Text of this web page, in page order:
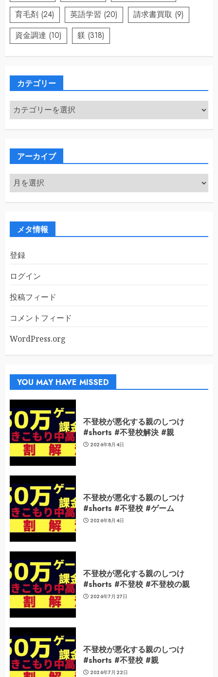
育毛剤 (24) 英語学習 (20) 請求書買取 (9)
資金調達 (10) 躾 (318)
カテゴリー
カ
テ
ゴ
アーカイブ
ア
ー
カ
メタ情報
登録
ログイン
投稿フィード
コメントフィード
WordPress.org
YOU MAY HAVE MISSED
不登校が悪化する親のしつけ
#shorts #不登校解決 #親
2026年8月4日
不登校が悪化する親のしつけ
#shorts #不登校 #ゲーム
2026年8月4日
不登校が悪化する親のしつけ
#shorts #不登校 #不登校の親
2026年7月27日
不登校が悪化する親のしつけ
#shorts #不登校 #親
2026年7月22日